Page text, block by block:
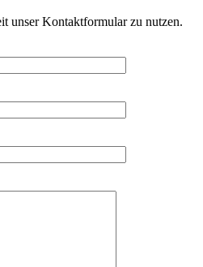
unser Kontaktformular zu nutzen.